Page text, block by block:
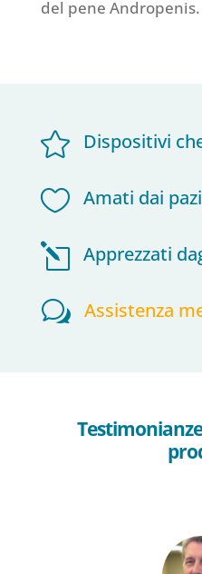
del pene Andropenis.
 Dispositivi
 Amati dai
l Apprezzati
w Assistenza